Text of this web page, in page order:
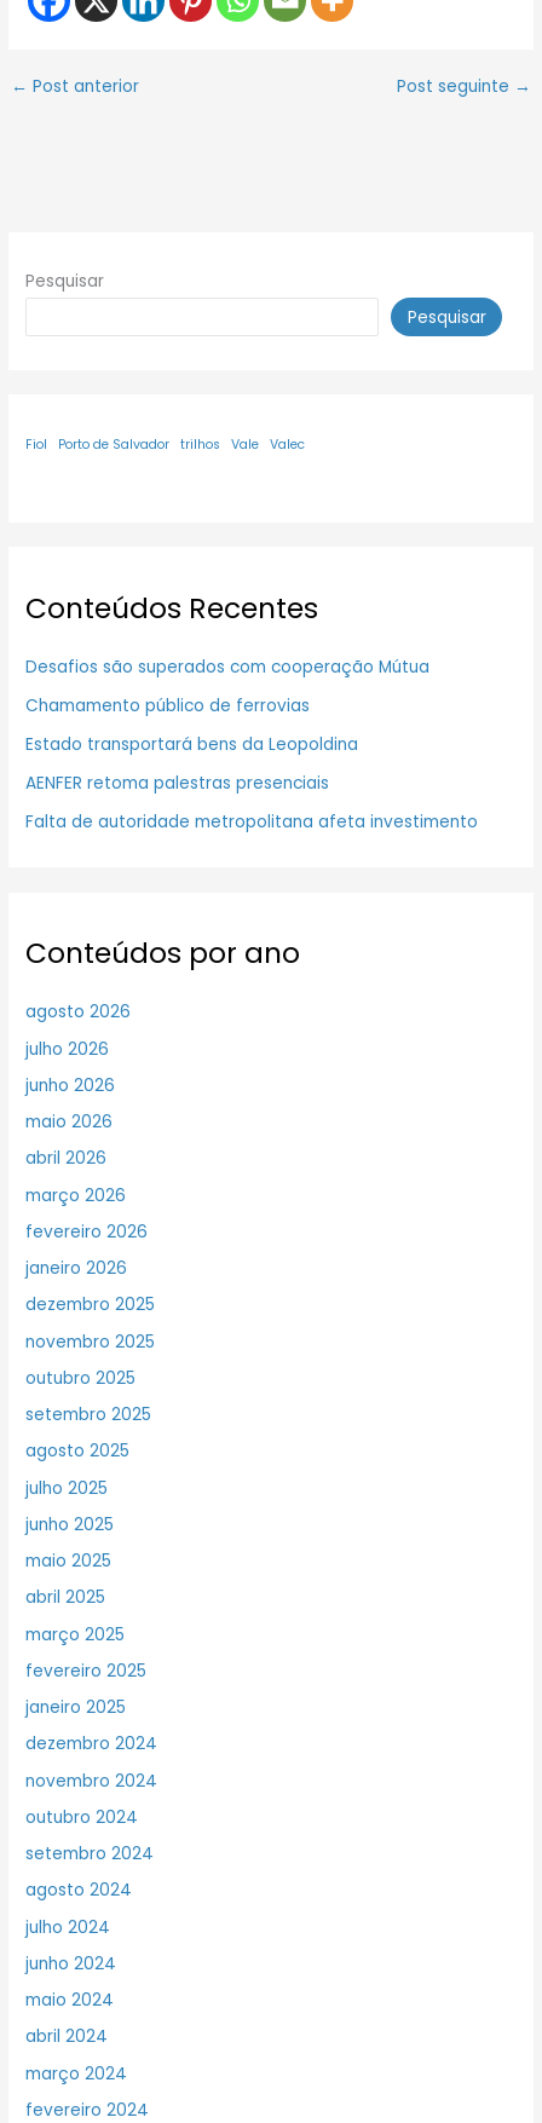
← Post anterior Post seguinte →
Pesquisar
Pesquisar
Fiol Porto de Salvador trilhos Vale Valec
Conteúdos Recentes
Desafios são superados com cooperação Mútua
Chamamento público de ferrovias
Estado transportará bens da Leopoldina
AENFER retoma palestras presenciais
Falta de autoridade metropolitana afeta investimento
Conteúdos por ano
agosto 2026
julho 2026
junho 2026
maio 2026
abril 2026
março 2026
fevereiro 2026
janeiro 2026
dezembro 2025
novembro 2025
outubro 2025
setembro 2025
agosto 2025
julho 2025
junho 2025
maio 2025
abril 2025
março 2025
fevereiro 2025
janeiro 2025
dezembro 2024
novembro 2024
outubro 2024
setembro 2024
agosto 2024
julho 2024
junho 2024
maio 2024
abril 2024
março 2024
fevereiro 2024